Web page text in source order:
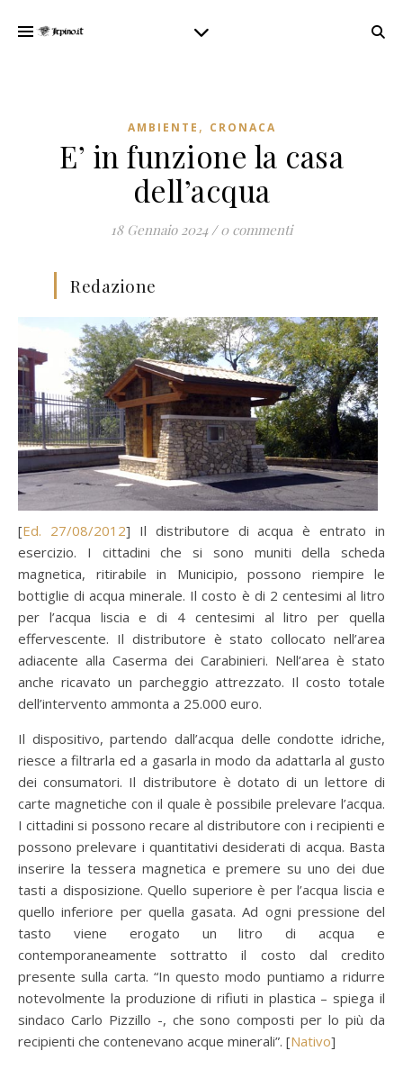
AMBIENTE , CRONACA
E’ in funzione la casa
dell’acqua
18 Gennaio 2024 / 0 commenti
Redazione
[ Ed. 27/08/2012] Il distributore di acqua è entrato in
esercizio. I cittadini che si sono muniti della scheda
magnetica, ritirabile in Municipio, possono riempire le
bottiglie di acqua minerale. Il costo è di 2 centesimi al litro
per l’acqua liscia e di 4 centesimi al litro per quella
effervescente. Il distributore è stato collocato nell’area
adiacente alla Caserma dei Carabinieri. Nell’area è stato
anche ricavato un parcheggio attrezzato. Il costo totale
dell’intervento ammonta a 25.000 euro.
Il dispositivo, partendo dall’acqua delle condotte idriche,
riesce a filtrarla ed a gasarla in modo da adattarla al gusto
dei consumatori. Il distributore è dotato di un lettore di
carte magnetiche con il quale è possibile prelevare l’acqua.
I cittadini si possono recare al distributore con i recipienti e
possono prelevare i quantitativi desiderati di acqua. Basta
inserire la tessera magnetica e premere su uno dei due
tasti a disposizione. Quello superiore è per l’acqua liscia e
quello inferiore per quella gasata. Ad ogni pressione del
tasto viene erogato un litro di acqua e
contemporaneamente sottratto il costo dal credito
presente sulla carta. “In questo modo puntiamo a ridurre
notevolmente la produzione di rifiuti in plastica – spiega il
sindaco Carlo Pizzillo -, che sono composti per lo più da
recipienti che contenevano acque minerali”. [Nativo]